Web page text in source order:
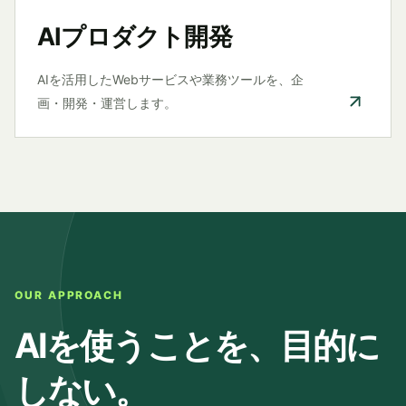
AIプロダクト開発
AIを活用したWebサービスや業務ツールを、企
画・開発・運営します。
OUR APPROACH
AIを使うことを、目的に
しない。